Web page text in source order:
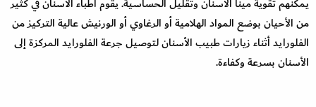
من الأحيان بوضع المواد الهلامية أو الرغاوي أو الورنيش عالية التركيز من
الفلورايد أثناء زيارات طبيب الأسنان لتوصيل جرعة الفلورايد المركزة إلى
الأسنان بسرعة وكفاءة.